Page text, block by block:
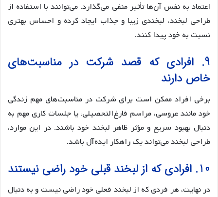
اعتماد به نفس آن‌ها تأثیر منفی می‌گذارد، می‌توانند با استفاده از
طراحی لبخند، لبخندی زیبا و جذاب ایجاد کرده و احساس بهتری
نسبت به خود پیدا کنند.
9. افرادی که قصد شرکت در مناسبت‌های
خاص دارند
برخی افراد ممکن است برای شرکت در مناسبت‌های مهم زندگی
خود مانند عروسی، مراسم فارغ‌التحصیلی، یا جلسات کاری مهم به
دنبال بهبود سریع و مؤثر ظاهر لبخند خود باشند. در این موارد،
طراحی لبخند می‌تواند یک راهکار ایده‌آل باشد.
10. افرادی که از لبخند قبلی خود راضی نیستند
در نهایت، هر فردی که از لبخند فعلی خود راضی نیست و به دنبال